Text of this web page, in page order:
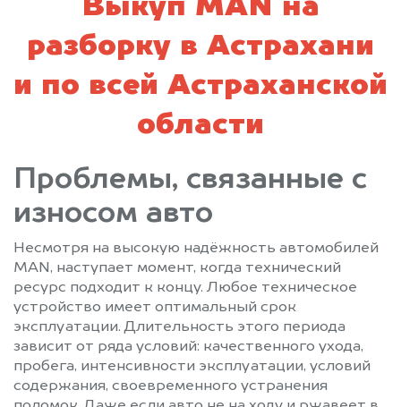
Выкуп MAN на
разборку в Астрахани
и по всей Астраханской
области
Проблемы, связанные с
износом авто
Несмотря на высокую надёжность автомобилей
MAN, наступает момент, когда технический
ресурс подходит к концу. Любое техническое
устройство имеет оптимальный срок
эксплуатации. Длительность этого периода
зависит от ряда условий: качественного ухода,
пробега, интенсивности эксплуатации, условий
содержания, своевременного устранения